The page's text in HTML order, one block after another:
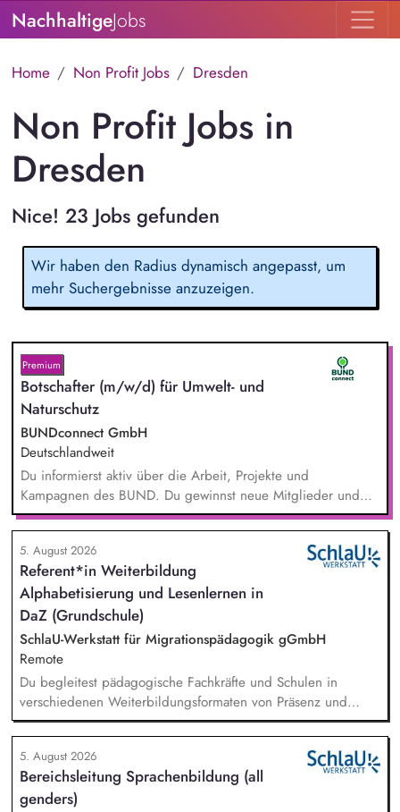
NachhaltigeJobs
Home Non Profit Jobs Dresden
Non Profit Jobs in
Dresden
Nice! 23 Jobs gefunden
Wir haben den Radius dynamisch angepasst, um
mehr Suchergebnisse anzuzeigen.
Premium
Botschafter (m/w/d) für Umwelt- und
Naturschutz
BUNDconnect GmbH
Deutschlandweit
Du informierst aktiv über die Arbeit, Projekte und
Kampagnen des BUND. Du gewinnst neue Mitglieder und
stärkst damit langfristig den Umwelt- und Naturschutz. Du
beantwortest Fragen zu Umwelt-, Arten- und Klimaschutz nach
bestem Wissen und Gewissen. Du unterstützt Kampagnen
und Aktionen, beispielsweise durch das Sammeln von
Unterschriften für Petitionen.
5. August 2026
Referent*in Weiterbildung
Alphabetisierung und Lesenlernen in
DaZ (Grundschule)
SchlaU-Werkstatt für Migrationspädagogik gGmbH
Remote
Du begleitest pädagogische Fachkräfte und Schulen in
verschiedenen Weiterbildungsformaten von Präsenz und
Online-Workshops bis hin zu pädogischen Tagen und erstellst
Online-Selbstlernkurse für unsere Plattform schlau-lernen.org.
Die inhaltlichen Schwerpunkte liegen dabei auf den
Bereichen Lesen lernen, Mehrsprachigkeitsbewusstsein und
Alphabetisierung in der Grundschule.
5. August 2026
Bereichsleitung Sprachenbildung (all
genders)